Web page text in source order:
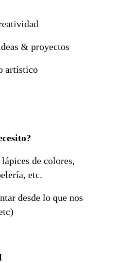
& proyectos
artístico
de colores,
etc.
desde lo que nos